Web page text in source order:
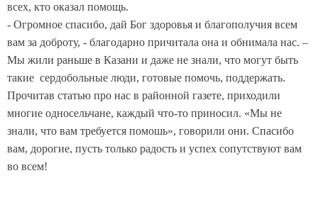
всех, кто оказал помощь.
- Огромное спасибо, дай Бог здоровья и благополучия всем
вам за доброту, - благодарно причитала она и обнимала нас. –
Мы жили раньше в Казани и даже не знали, что могут быть
такие сердобольные люди, готовые помочь, поддержать.
Прочитав статью про нас в районной газете, приходили
многие односельчане, каждый что-то приносил. «Мы не
знали, что вам требуется помошь», говорили они. Спасибо
вам, дорогие, пусть только радость и успех сопутствуют вам
во всем!